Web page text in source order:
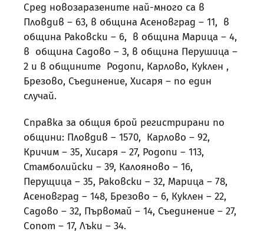
Сред новозаразените най-много са в
Пловдив – 63, в община Асеновград – 11, в
община Раковски – 6, в община Марица – 4,
в община Садово – 3, в община Перушица –
2 и в общините Родопи, Карлово, Куклен ,
Брезово, Съединение, Хисаря – по един
случай.
Справка за общия брой регистрирани по
общини: Пловдив – 1570, Карлово – 92,
Кричим – 35, Хисаря – 27, Родопи – 113,
Стамболийски – 39, Калояново – 16,
Перущица – 35, Раковски – 32, Марица – 78,
Асеновград – 148, Брезово – 6, Куклен – 22,
Садово – 32, Първомай – 14, Съединение – 27,
Сопот – 17, Лъки – 34.